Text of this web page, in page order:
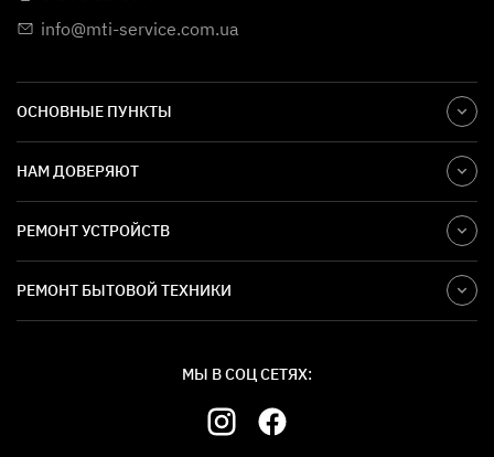
info@mti-service.com.ua
ОСНОВНЫЕ ПУНКТЫ
НАМ ДОВЕРЯЮТ
РЕМОНТ УСТРОЙСТВ
РЕМОНТ БЫТОВОЙ ТЕХНИКИ
МЫ В СОЦ СЕТЯХ: